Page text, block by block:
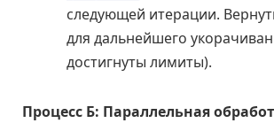
следующей итерации.
для дальнейшего
достигнуты лимиты).
Процесс Б: Параллельная